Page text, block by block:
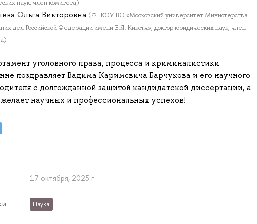
наук, член комитета)
Ольга Викторовна (ФГКОУ ВО «Московский университет Министерства
дел Российской Федерации имени В.Я. Кикотя», доктор юридических наук, член
уголовного права, процесса и криминалистики
поздравляет Вадима Каримовича Барчукова и его научного
с долгожданной защитой кандидатской диссертации, а
научных и профессиональных успехов!
17 октября, 2025 г.
Наука